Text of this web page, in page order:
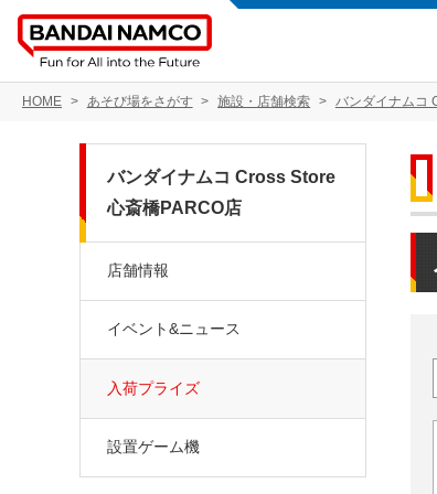
HOME あそび場をさがす 施設・店舗検索 バンダイナムコ
バンダイナムコ Cross Store
心斎橋PARCO店
店舗情報
イベント&ニュース
入荷プライズ
設置ゲーム機